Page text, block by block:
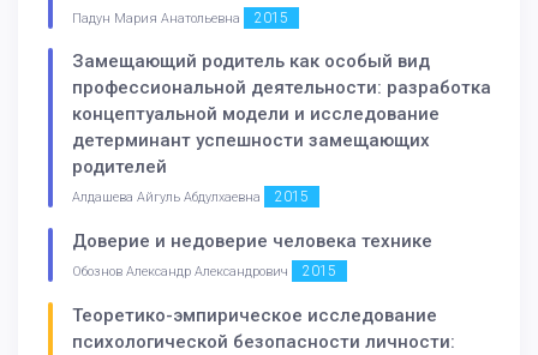
Падун Мария Анатольевна 2015
Замещающий родитель как особый вид
профессиональной деятельности: разработка
концептуальной модели и исследование
детерминант успешности замещающих
родителей
Алдашева Айгуль Абдулхаевна 2015
Доверие и недоверие человека технике
Обознов Александр Александрович 2015
Теоретико-эмпирическое исследование
психологической безопасности личности: